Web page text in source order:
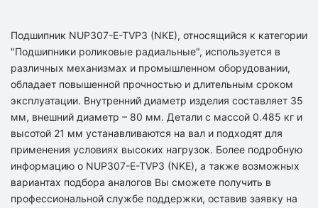
Подшипник NUP307-E-TVP3 (NKE), относящийся к категории
"Подшипники роликовые радиальные", используется в
различных механизмах и промышленном оборудовании,
обладает повышенной прочностью и длительным сроком
эксплуатации. Внутренний диаметр изделия составляет 35
мм, внешний диаметр – 80 мм. Детали с массой 0.485 кг и
высотой 21 мм устанавливаются на вал и подходят для
применения условиях высоких нагрузок. Более подробную
информацию о NUP307-E-TVP3 (NKE), а также возможных
вариантах подбора аналогов Вы сможете получить в
профессиональной службе поддержки, оставив заявку на